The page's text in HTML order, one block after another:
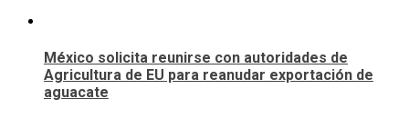
México solicita reunirse con autoridades de
Agricultura de EU para reanudar exportación de
aguacate